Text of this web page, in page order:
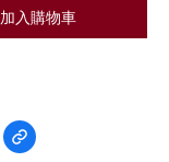
加入購物車